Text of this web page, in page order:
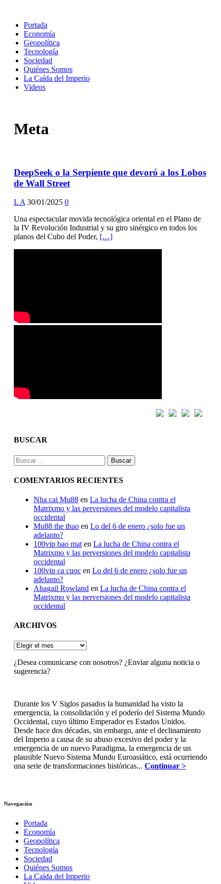
Portada
Economía
Geopolítica
Tecnología
Sociedad
Quiénes Somos
La Caída del Imperio
Videos
Meta
DeepSeek o la Serpiente que devoró a los Lobos
de Wall Street
L A 30/01/2025 0
Una espectacular movida tecnológica oriental en el Plano de
la IV Revolución Industrial y su giro sinérgico en todos los
planos del Cubo del Poder, […]
BUSCAR
Buscar:
COMENTARIOS RECIENTES
Nha cai Mu88 en La lucha de China contra el
Matrixmo y las perversiones del modelo capitalista
occidental
Mu88 the thao en Lo del 6 de enero ¿solo fue un
adelanto?
100vip bao mat en La lucha de China contra el
Matrixmo y las perversiones del modelo capitalista
occidental
100vip ca cuoc en Lo del 6 de enero ¿solo fue un
adelanto?
Abagail Rowland en La lucha de China contra el
Matrixmo y las perversiones del modelo capitalista
occidental
ARCHIVOS
ARCHIVOS
¿Desea comunicarse con nosotros? ¿Enviar alguna noticia o
sugerencia?
Durante los V Siglos pasados la humanidad ha visto la
emergencia, la consolidación y el poderío del Sistema Mundo
Occidental, cuyo último Emperador es Estados Unidos.
Desde hace dos décadas, sin embargo, ante el declinamiento
del Imperio a causa de su abuso excesivo del poder y la
emergencia de un nuevo Paradigma, la emergencia de un
plausible Nuevo Sistema Mundo Euroasiático, está ocurriendo
una serie de transformaciones históricas... Continuar >
Navegación
Portada
Economía
Geopolítica
Tecnología
Sociedad
Quiénes Somos
La Caída del Imperio